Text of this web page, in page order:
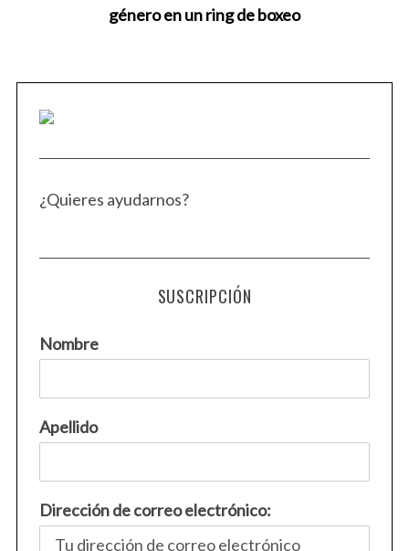
género en un ring de boxeo
¿Quieres ayudarnos?
SUSCRIPCIÓN
Nombre
Apellido
Dirección de correo electrónico: